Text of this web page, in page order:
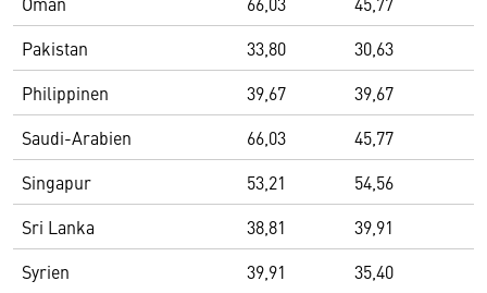
Pakistan
33,80
30,63
Philippinen
39,67
39,67
Saudi-Arabien
66,03
45,77
Singapur
53,21
54,56
Sri Lanka
38,81
39,91
Syrien
39,91
35,40